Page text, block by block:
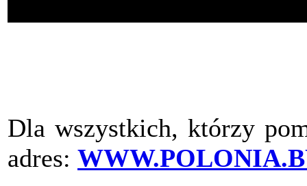
Dla wszystkich, którzy
adres: